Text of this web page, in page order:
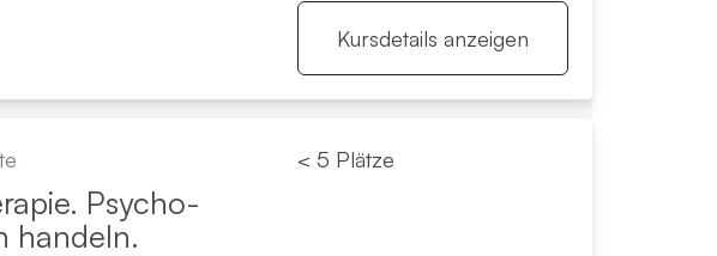
Kursdetails anzeigen
Psycho­
handeln.
< 5 Plätze